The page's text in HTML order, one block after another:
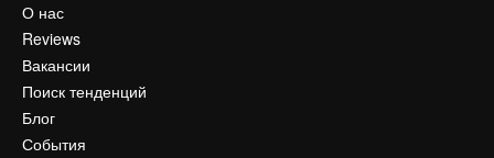
О нас
Reviews
Вакансии
Поиск тенденций
Блог
События